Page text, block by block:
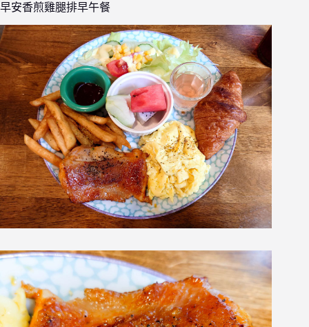
早安香煎雞腿排早午餐